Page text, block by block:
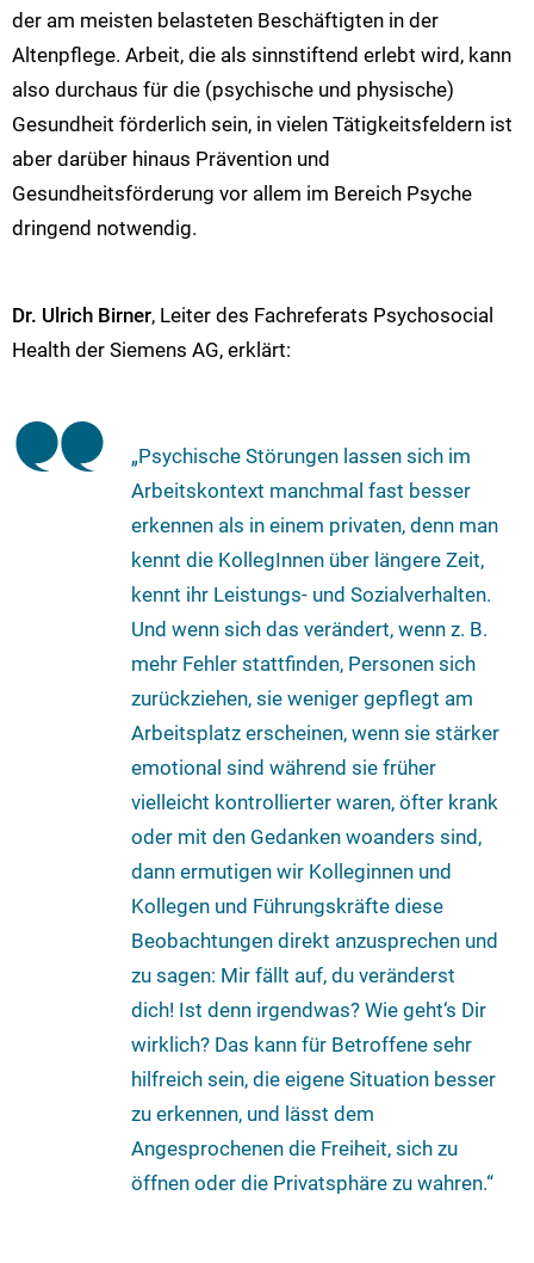
der am meisten belasteten Beschäftigten in der
Altenpflege. Arbeit, die als sinnstiftend erlebt wird, kann
also durchaus für die (psychische und physische)
Gesundheit förderlich sein, in vielen Tätigkeitsfeldern ist
aber darüber hinaus Prävention und
Gesundheitsförderung vor allem im Bereich Psyche
dringend notwendig.
Dr. Ulrich Birner, Leiter des Fachreferats Psychosocial
Health der Siemens AG, erklärt:
„Psychische Störungen lassen sich im
Arbeitskontext manchmal fast besser
erkennen als in einem privaten, denn man
kennt die KollegInnen über längere Zeit,
kennt ihr Leistungs- und Sozialverhalten.
Und wenn sich das verändert, wenn z. B.
mehr Fehler stattfinden, Personen sich
zurückziehen, sie weniger gepflegt am
Arbeitsplatz erscheinen, wenn sie stärker
emotional sind während sie früher
vielleicht kontrollierter waren, öfter krank
oder mit den Gedanken woanders sind,
dann ermutigen wir Kolleginnen und
Kollegen und Führungskräfte diese
Beobachtungen direkt anzusprechen und
zu sagen: Mir fällt auf, du veränderst
dich! Ist denn irgendwas? Wie geht‘s Dir
wirklich? Das kann für Betroffene sehr
hilfreich sein, die eigene Situation besser
zu erkennen, und lässt dem
Angesprochenen die Freiheit, sich zu
öffnen oder die Privatsphäre zu wahren.“